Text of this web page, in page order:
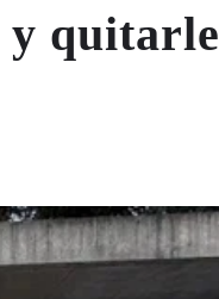
y quitarle